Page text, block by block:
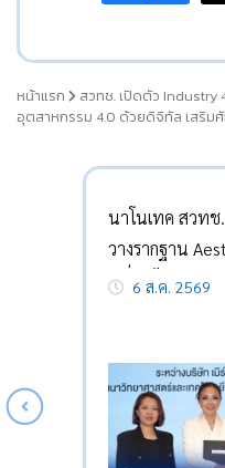
หน้าแรก
สวทช. เปิดตัว Industry
อุตสาหกรรม 4.0 ด้วยดิจิทัล เสริม
นาโนเทค สวทช
วางรากฐาน
เคลื่อนไทยสู่อน
6 ส.ค. 2569